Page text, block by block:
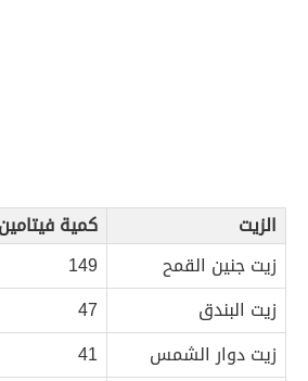
الزيت
كمية
زيت جنين القمح
149
زيت البندق
47
زيت دوار الشمس
41